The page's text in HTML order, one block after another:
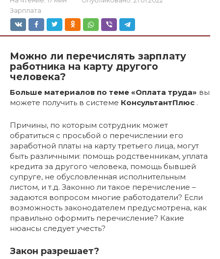
Зарплата
Можно ли перечислять зарплату
работника на карту другого
человека?
Больше материалов по теме «Оплата труда» вы
можете получить в системе КонсультантПлюс .
Причины, по которым сотрудник может
обратиться с просьбой о перечислении его
заработной платы на карту третьего лица, могут
быть различными: помощь родственникам, уплата
кредита за другого человека, помощь бывшей
супруге, не обусловленная исполнительным
листом, и т.д. Законно ли такое перечисление –
задаются вопросом многие работодатели? Если
возможность законодателем предусмотрена, как
правильно оформить перечисление? Какие
нюансы следует учесть?
Закон разрешает?